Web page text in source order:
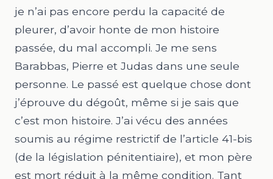
je n’ai pas encore perdu la capacité de
pleurer, d’avoir honte de mon histoire
passée, du mal accompli. Je me sens
Barabbas, Pierre et Judas dans une seule
personne. Le passé est quelque chose dont
j’éprouve du dégoût, même si je sais que
c’est mon histoire. J’ai vécu des années
soumis au régime restrictif de l’article 41-bis
(de la législation pénitentiaire), et mon père
est mort réduit à la même condition. Tant